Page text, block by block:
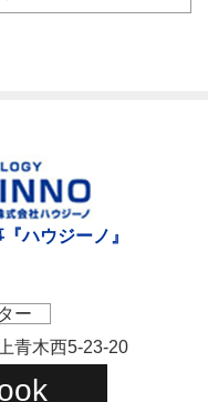
ハウジーノ』
ー
青木西5-23-20